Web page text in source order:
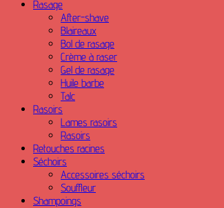
Rasage
After-shave
Blaireaux
Bol de rasage
Crème à raser
Gel de rasage
Huile barbe
Talc
Rasoirs
Lames rasoirs
Rasoirs
Retouches racines
Séchoirs
Accessoires séchoirs
Souffleur
Shampoings